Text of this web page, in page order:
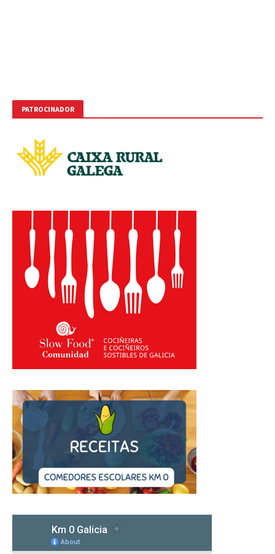
PATROCINADOR